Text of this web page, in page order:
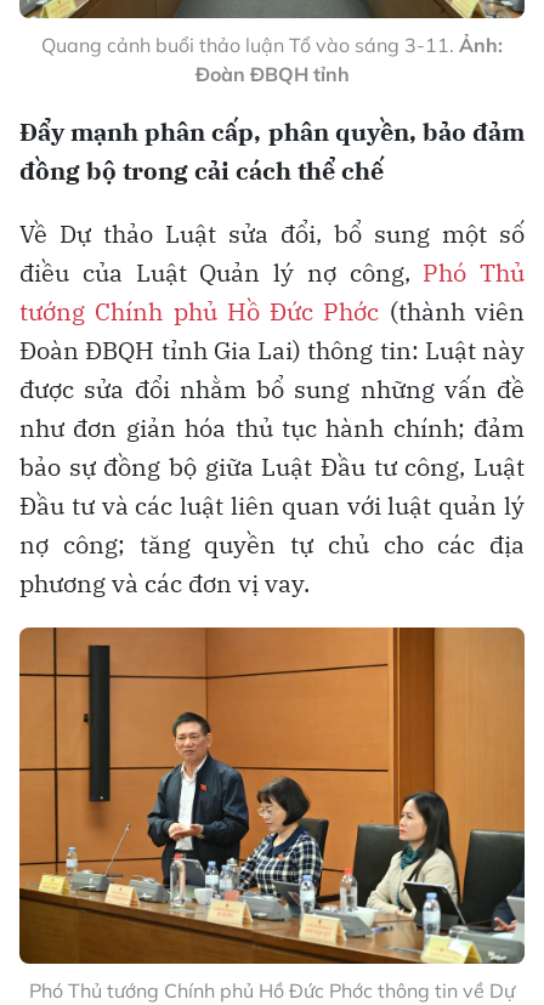
Quang cảnh buổi thảo luận Tổ vào sáng 3-11. Ảnh:
Đoàn ĐBQH tỉnh
Đẩy mạnh phân cấp, phân quyền, bảo đảm
đồng bộ trong cải cách thể chế
Về Dự thảo Luật sửa đổi, bổ sung một số
điều của Luật Quản lý nợ công, Phó Thủ
tướng Chính phủ Hồ Đức Phớc (thành viên
Đoàn ĐBQH tỉnh Gia Lai) thông tin: Luật này
được sửa đổi nhằm bổ sung những vấn đề
như đơn giản hóa thủ tục hành chính; đảm
bảo sự đồng bộ giữa Luật Đầu tư công, Luật
Đầu tư và các luật liên quan với luật quản lý
nợ công; tăng quyền tự chủ cho các địa
phương và các đơn vị vay.
Phó Thủ tướng Chính phủ Hồ Đức Phớc thông tin về Dự